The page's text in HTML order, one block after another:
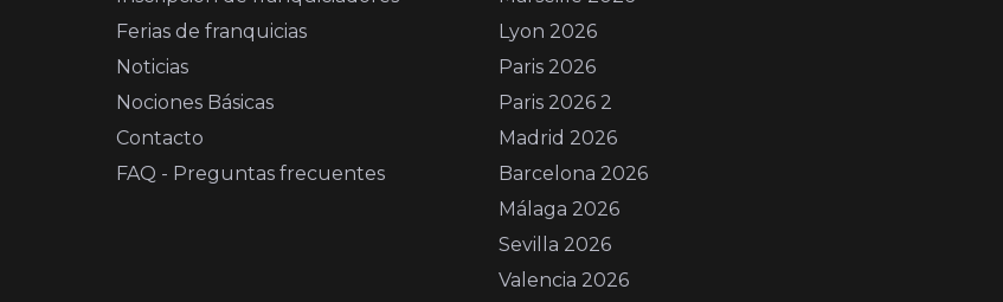
Ferias de franquicias
Noticias
Nociones Básicas
Contacto
FAQ - Preguntas frecuentes
Lyon 2026
Paris 2026
Paris 2026 2
Madrid 2026
Barcelona 2026
Málaga 2026
Sevilla 2026
Valencia 2026